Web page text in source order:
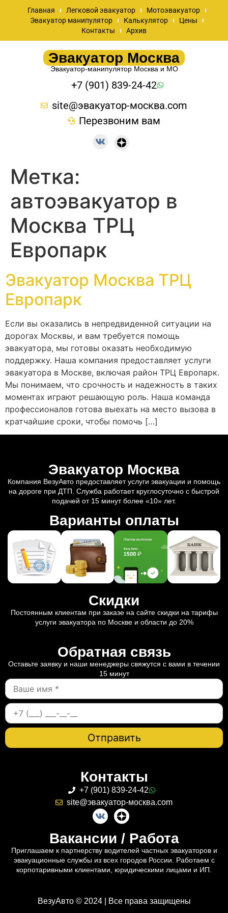
Главная Легковой эвакуатор
Мотоэвакуатор
Эвакуатор манипулятор
Калькулятор
Цены
Контакты
Архив
Эвакуатор Москва
Эвакуатор-манипулятор Москва и МО
+7 (901) 839-24-42
site@эвакуатор-москва.com
Перезвоним вам
Метка:
автоэвакуатор в
Москва ТРЦ
Европарк
Эвакуатор Москва ТРЦ
Европарк
Если вы оказались в непредвиденной ситуации на
дорогах Москвы, и вам требуется помощь
эвакуатора, мы готовы оказать необходимую
поддержку. Наша компания предоставляет услуги
эвакуатора в Москве, включая район ТРЦ Европарк.
Мы понимаем, что срочность и надежность в таких
моментах играют решающую роль. Наша команда
профессионалов готова выехать на место вызова в
кратчайшие сроки, чтобы помочь […]
Эвакуатор Москва
Компания ВезуАвто предоставляет услуги эвакуации и помощь
на дороге при ДТП. Служба работает круглосуточно с быстрой
подачей от 15 минут более «10» лет.
Варианты оплаты
Скидки
Постоянным клиентам при заказе на сайте скидки на тарифы
услуги эвакуатора по Москве и области до 20%
Обратная связь
Оставьте заявку и наши менеджеры свяжутся с вами в течении
15 минут
Контакты
+7 (901) 839-24-42
site@эвакуатор-москва.com
Вакансии / Работа
Приглашаем к партнерству водителей частных эвакуаторов и
эвакуационные службы из всех городов России. Работаем с
корпотаривными клиентами, юридическими лицами и ИП.
ВезуАвто © 2024 | Все права защищены